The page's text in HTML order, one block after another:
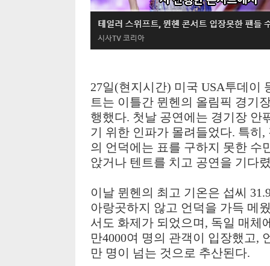
27일(현지시간) 미국 USA투데이
트는 이틀간 뮌헨의 올림픽 경기
행했다. 첫날 공연에는 경기장 안
기 위한 인파가 몰려들었다. 특히
의 언덕에는 표를 구하지 못한 수
앉거나 텐트를 치고 공연을 기다
이날 뮌헨의 최고 기온은 섭씨
아랑곳하지 않고 언덕을 가득 메
서도 화제가 되었으며, 독일 매체
만4000여 명의 관객이 입장했고,
만 명이 넘는 것으로 추산된다.